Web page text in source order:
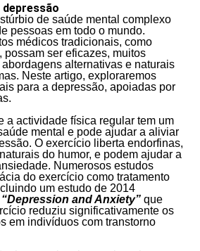
depressão
de saúde mental complexo
pessoas em todo o mundo.
médicos tradicionais, como
possam ser eficazes, muitos
alternativas e naturais
Neste artigo, exploraremos
para a depressão, apoiadas por
a actividade física regular tem um
mental e pode ajudar a aliviar
O exercício liberta endorfinas,
do humor, e podem ajudar a
Numerosos estudos
do exercício como tratamento
um estudo de 2014
“Depression and Anxiety”que
reduziu significativamente os
em indivíduos com transtorno